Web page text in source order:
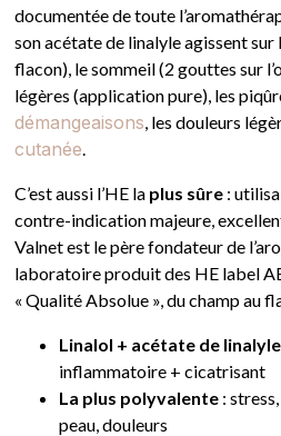
documentée de toute
son acétate de linalyle agissent
flacon), le sommeil (2 gouttes sur
légères (application pure), les
démangeaisons , les douleurs
cutanée
C’est aussi l’HE la plus sûre :
contre-indication majeure,
Valnet est le père fondateur de
laboratoire produit des HE label
« Qualité Absolue », du champ au
Linalol + acétate de linalyle
inflammatoire + cicatrisant
La plus polyvalente :
peau, douleurs